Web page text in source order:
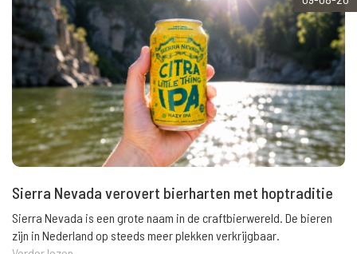
Sierra Nevada verovert bierharten met hoptraditie
Sierra Nevada is een grote naam in de craftbierwereld. De bieren
zijn in Nederland op steeds meer plekken verkrijgbaar.